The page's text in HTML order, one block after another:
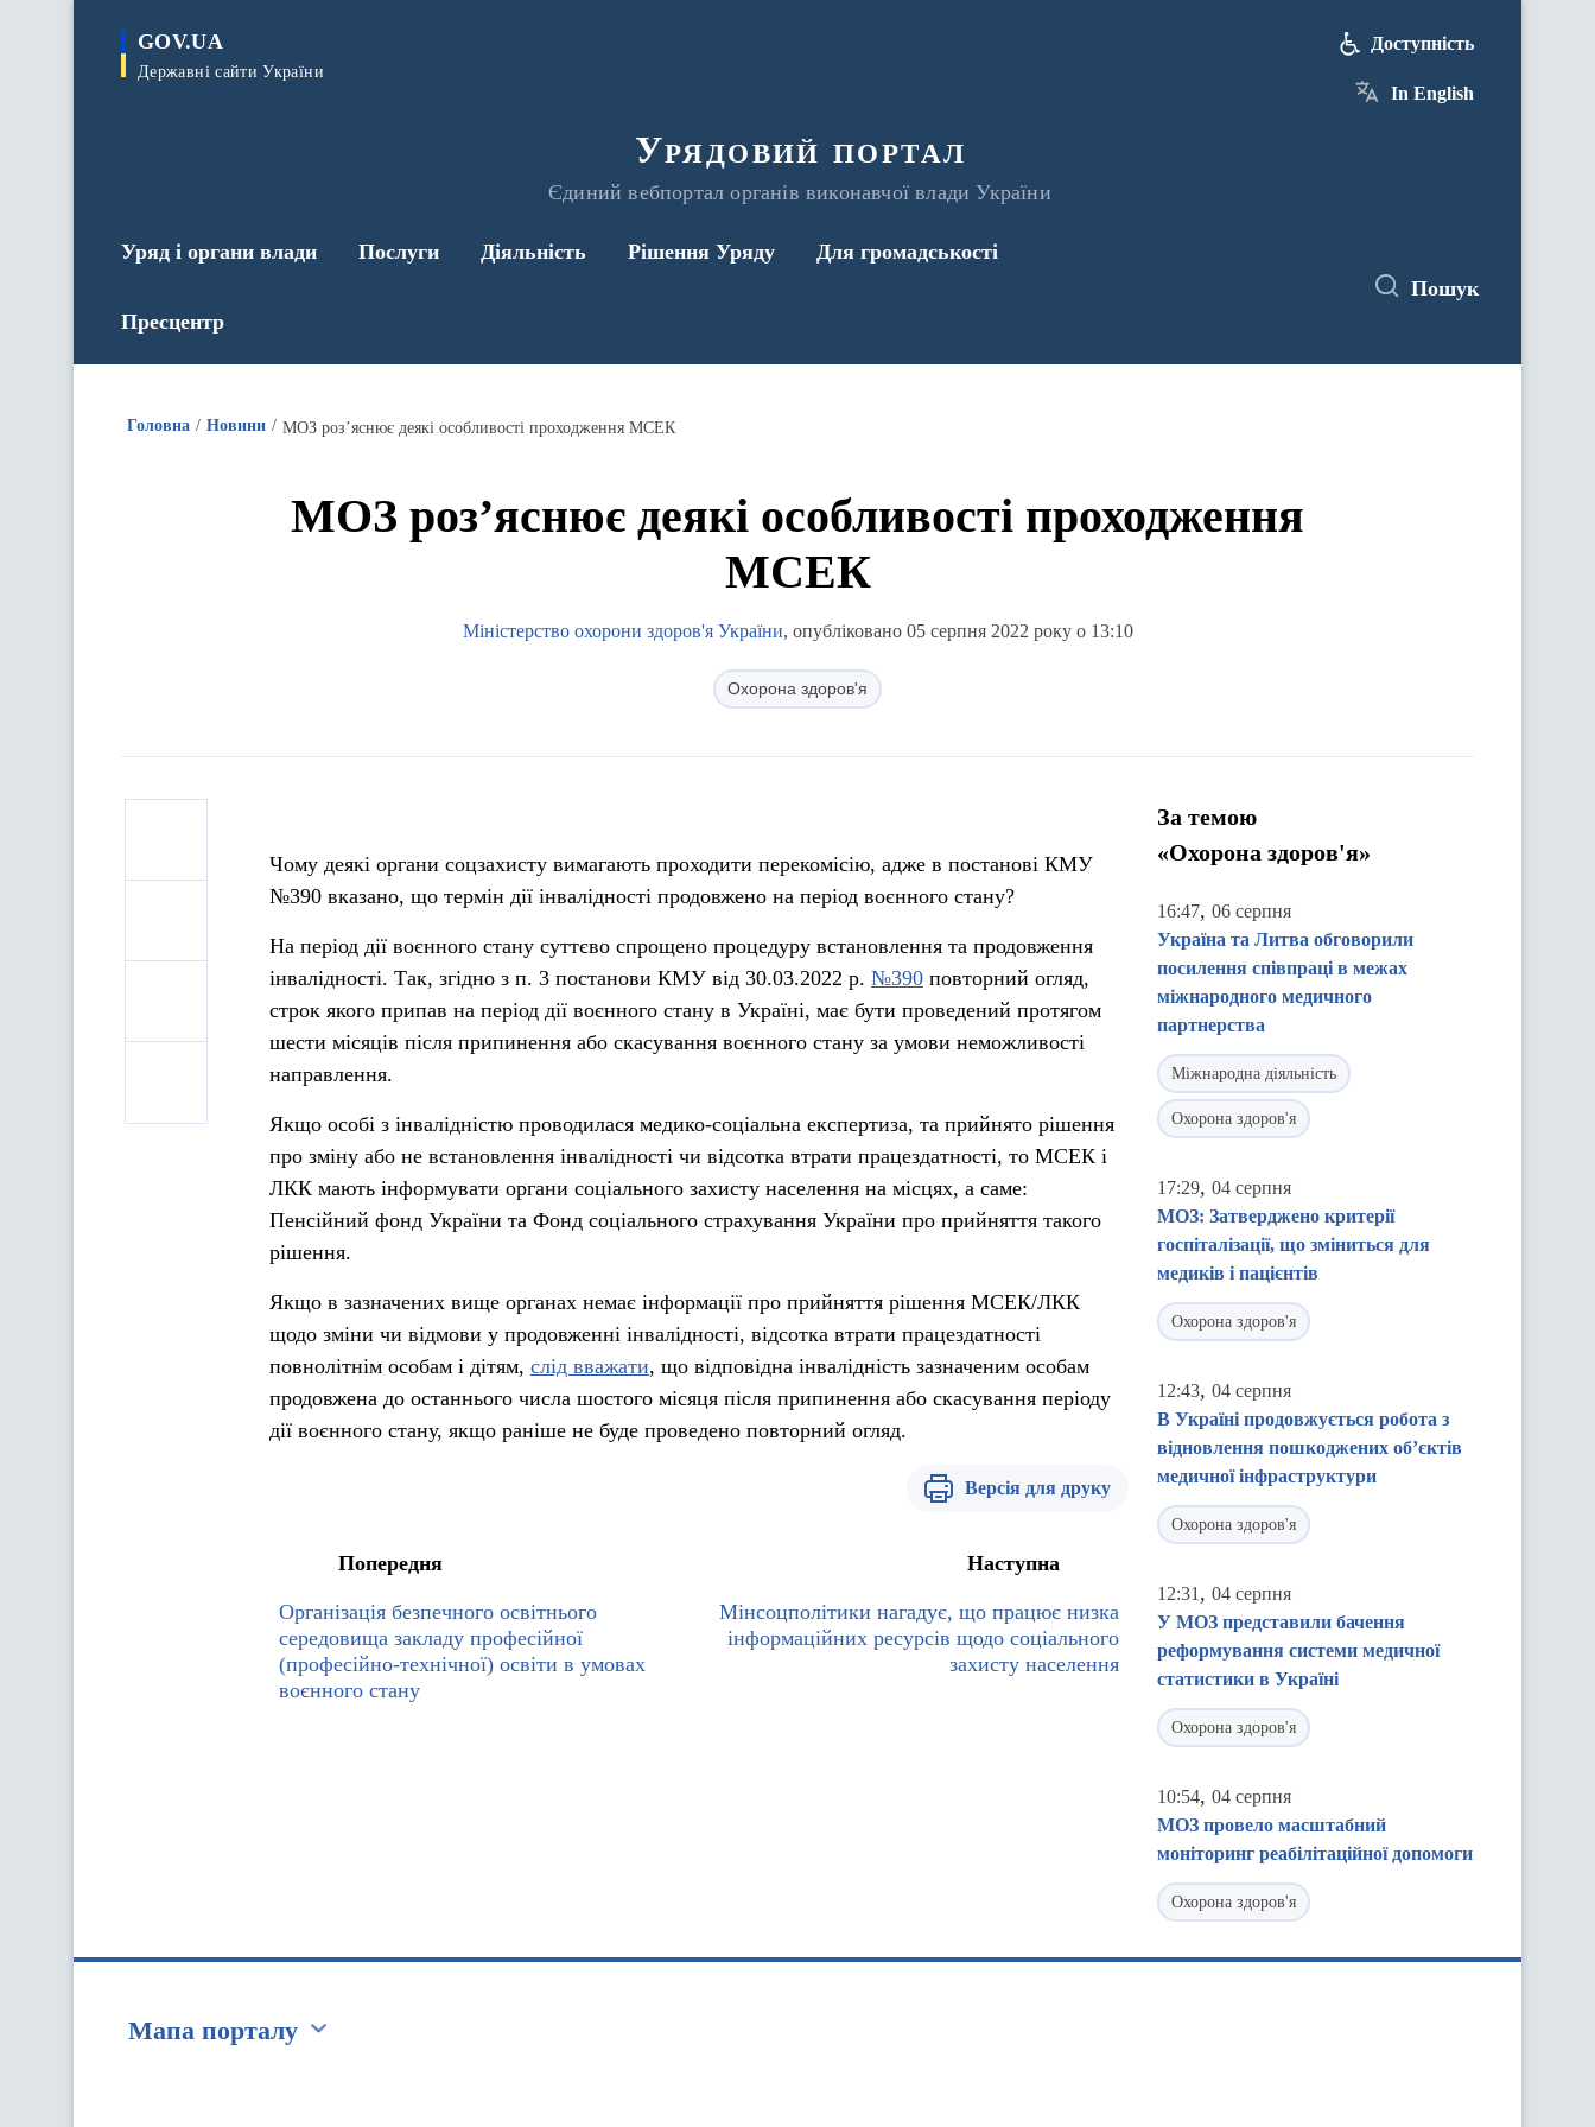
GOV.UA
Державні сайти України
Урядовий портал
Єдиний вебпортал органів виконавчої влади України
Доступність
In English
Уряд і органи влади Послуги Діяльність Рішення Уряду Для громадськості
Пресцентр
Пошук
Головна Новини МОЗ роз’яснює деякі особливості проходження МСЕК
МОЗ роз’яснює деякі особливості проходження
МСЕК
Міністерство охорони здоров'я України, опубліковано 05 серпня 2022 року о 13:10
Охорона здоров'я
Чому деякі органи соцзахисту вимагають проходити перекомісію, адже в постанові КМУ
№390 вказано, що термін дії інвалідності продовжено на період воєнного стану?
На період дії воєнного стану суттєво спрощено процедуру встановлення та продовження
інвалідності. Так, згідно з п. 3 постанови КМУ від 30.03.2022 р. №390 повторний огляд,
строк якого припав на період дії воєнного стану в Україні, має бути проведений протягом
шести місяців після припинення або скасування воєнного стану за умови неможливості
направлення.
Якщо особі з інвалідністю проводилася медико-соціальна експертиза, та прийнято рішення
про зміну або не встановлення інвалідності чи відсотка втрати працездатності, то МСЕК і
ЛКК мають інформувати органи соціального захисту населення на місцях, а саме:
Пенсійний фонд України та Фонд соціального страхування України про прийняття такого
рішення.
Якщо в зазначених вище органах немає інформації про прийняття рішення МСЕК/ЛКК
щодо зміни чи відмови у продовженні інвалідності, відсотка втрати працездатності
повнолітнім особам і дітям, слід вважати, що відповідна інвалідність зазначеним особам
продовжена до останнього числа шостого місяця після припинення або скасування періоду
дії воєнного стану, якщо раніше не буде проведено повторний огляд.
Версія для друку
Попередня
Організація безпечного освітнього
середовища закладу професійної
(професійно-технічної) освіти в умовах
воєнного стану
Наступна
Мінсоцполітики нагадує, що працює низка
інформаційних ресурсів щодо соціального
захисту населення
За темою
«Охорона здоров'я»
16:47, 06 серпня
Україна та Литва обговорили
посилення співпраці в межах
міжнародного медичного
партнерства
Міжнародна діяльність
Охорона здоров'я
17:29, 04 серпня
МОЗ: Затверджено критерії
госпіталізації, що зміниться для
медиків і пацієнтів
Охорона здоров'я
12:43, 04 серпня
В Україні продовжується робота з
відновлення пошкоджених об’єктів
медичної інфраструктури
Охорона здоров'я
12:31 , 04 серпня
У МОЗ представили бачення
реформування системи медичної
статистики в Україні
Охорона здоров'я
10:54, 04 серпня
МОЗ провело масштабний
моніторинг реабілітаційної допомоги
Охорона здоров'я
Мапа порталу